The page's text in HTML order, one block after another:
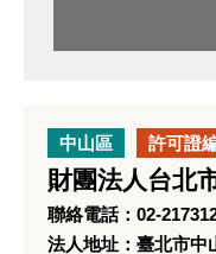
中山區 許可證
財團法人台北
聯絡電話：02-
法人地址：臺北市中